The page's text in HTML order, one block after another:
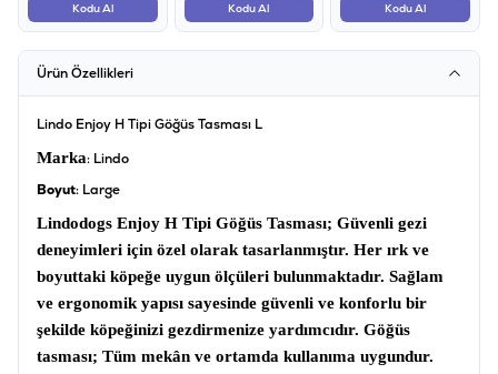
Kodu Al
Kodu Al
Kodu Al
Ürün Özellikleri
Lindo Enjoy H Tipi Göğüs Tasması L
Marka: Lindo
Boyut: Large
Lindodogs Enjoy H Tipi Göğüs Tasması; Güvenli gezi
deneyimleri için özel olarak tasarlanmıştır. Her ırk ve
boyuttaki köpeğe uygun ölçüleri bulunmaktadır. Sağlam
ve ergonomik yapısı sayesinde güvenli ve konforlu bir
şekilde köpeğinizi gezdirmenize yardımcıdır. Göğüs
tasması; Tüm mekân ve ortamda kullanıma uygundur.